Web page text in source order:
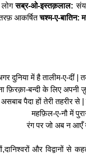
लोगसब्र-ओ-इस्तक़लाल:
आकर्षितचश्म-ए-बातिन:
दुनिया में है तालीम-ए-दीं |
फ़िरक़ा-बन्दी के लिए अपनी
पैदा हों तेरी तहरीर से
महफ़िल-ए-नौ में
रंग पर जो अब न
और विद्वानों से